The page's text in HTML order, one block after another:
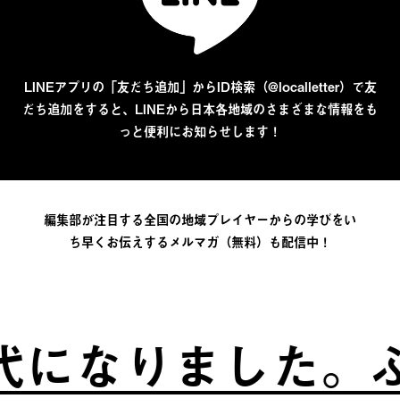
LINEアプリの「友だち追加」からID検索（@localletter）で友
だち追加をすると、LINEから日本各地域のさまざまな情報をも
っと便利にお知らせします！
編集部が注目する全国の地域プレイヤーからの学びをい
ち早くお伝えするメルマガ（無料）も配信中！
りました。ふ